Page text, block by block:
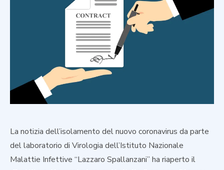
La notizia dell’isolamento del nuovo coronavirus da parte
del laboratorio di Virologia dell’Istituto Nazionale
Malattie Infettive “Lazzaro Spallanzani” ha riaperto il